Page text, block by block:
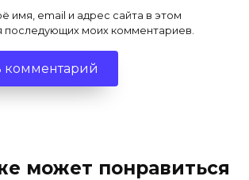
имя, email и адрес сайта в этом
последующих моих комментариев.
может понравиться